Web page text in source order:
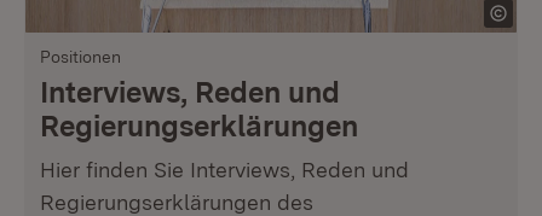
Positionen
Interviews, Reden und
Regierungserklärungen
Hier finden Sie Interviews, Reden und
Regierungserklärungen des